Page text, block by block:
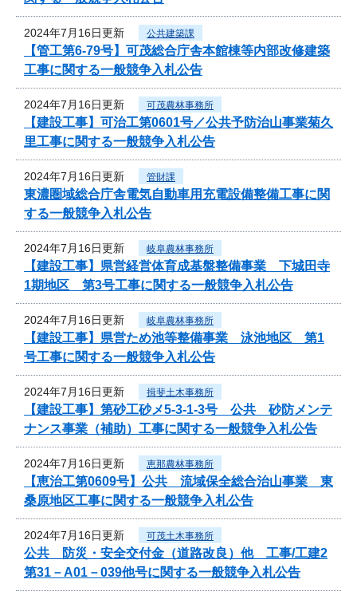
2024年7月16日更新 公共建築課
【管工第6-79号】可茂総合庁舎本館棟等内部改修建築
工事に関する一般競争入札公告
2024年7月16日更新 可茂農林事務所
【建設工事】可治工第0601号／公共予防治山事業菊久
里工事に関する一般競争入札公告
2024年7月16日更新 管財課
東濃圏域総合庁舎電気自動車用充電設備整備工事に関
する一般競争入札公告
2024年7月16日更新 岐阜農林事務所
【建設工事】県営経営体育成基盤整備事業 下城田寺
1期地区 第3号工事に関する一般競争入札公告
2024年7月16日更新 岐阜農林事務所
【建設工事】県営ため池等整備事業 泳池地区 第1
号工事に関する一般競争入札公告
2024年7月16日更新 揖斐土木事務所
【建設工事】第砂工砂メ5-3-1-3号 公共 砂防メンテ
ナンス事業（補助）工事に関する一般競争入札公告
2024年7月16日更新 恵那農林事務所
【恵治工第0609号】公共 流域保全総合治山事業 東
桑原地区工事に関する一般競争入札公告
2024年7月16日更新 可茂土木事務所
公共 防災・安全交付金（道路改良）他 工事/工建2
第31－A01－039他号に関する一般競争入札公告